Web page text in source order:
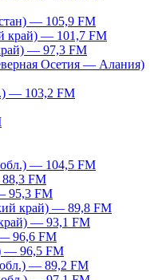
— 105,9 FM
край) — 101,7 FM
— 97,3 FM
Осетия — Алания)
— 103,2 FM
— 104,5 FM
FM
95,3 FM
край) — 89,8 FM
— 93,1 FM
96,6 FM
— 96,5 FM
— 89,2 FM